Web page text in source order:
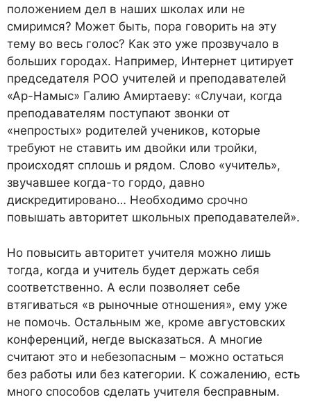
положением дел в наших школах или не
смиримся? Может быть, пора говорить на эту
тему во весь голос? Как это уже прозвучало в
больших городах. Например, Интернет цитирует
председателя РОО учителей и преподавателей
«Ар-Намыс» Галию Амиртаеву: «Случаи, когда
преподавателям поступают звонки от
«непростых» родителей учеников, которые
требуют не ставить им двойки или тройки,
происходят сплошь и рядом. Слово «учитель»,
звучавшее когда-то гордо, давно
дискредитировано… Необходимо срочно
повышать авторитет школьных преподавателей».
Но повысить авторитет учителя можно лишь
тогда, когда и учитель будет держать себя
соответственно. А если позволяет себе
втягиваться «в рыночные отношения», ему уже
не помочь. Остальным же, кроме августовских
конференций, негде высказаться. А многие
считают это и небезопасным – можно остаться
без работы или без категории. К сожалению, есть
много способов сделать учителя бесправным.